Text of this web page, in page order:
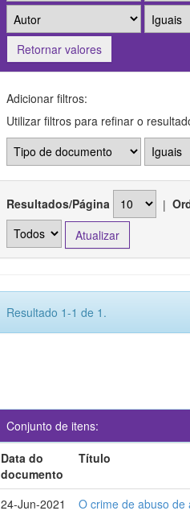
Retornar valores
Adicionar filtros:
Utilizar filtros para refinar o
Resultados/Página |
Resultado 1-1 de 1.
Conjunto de itens:
Data do
documento
Título
24-Jun-2021
O crime de abuso